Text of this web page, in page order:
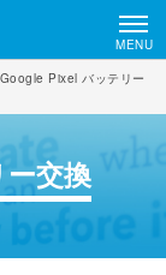
MENU
Google Pixel バッテリー
交換